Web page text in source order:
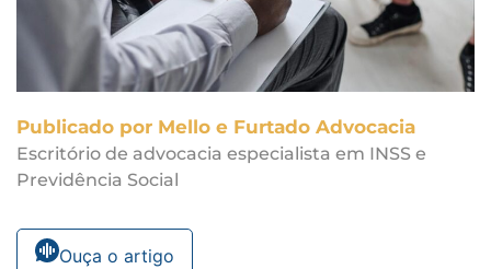
Publicado por Mello e Furtado Advocacia
Escritório de advocacia especialista em INSS e
Previdência Social
Ouça o artigo